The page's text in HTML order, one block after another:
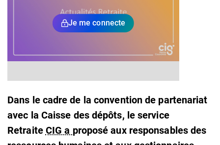
Je me connecte
Dans le cadre de la convention de partenariat
avec la Caisse des dépôts, le service
Retraite CIG a proposé aux responsables des